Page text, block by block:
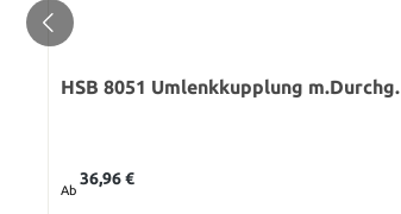
HSB 8051 Umlenkkupplung m.Durchg.
Ab
36,96 €